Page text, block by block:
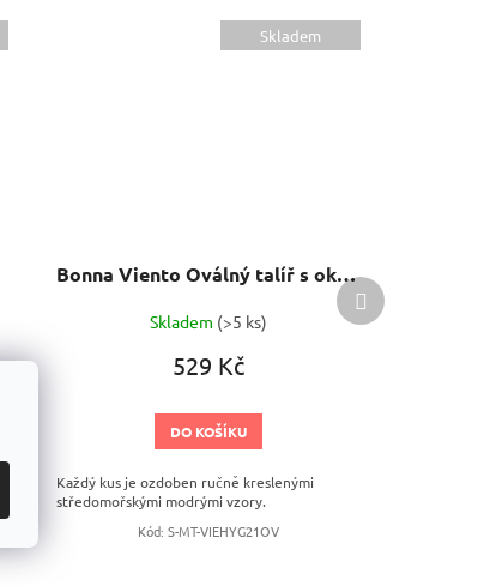
Skladem
Bonna Viento Oválný talíř s okrajem 21 cm
Skladem (>5 ks)
529 Kč
DO KOŠÍKU
Každý kus je ozdoben ručně kreslenými
středomořskými modrými vzory.
Kód: S-MT-VIEHYG21OV
Další
produkt